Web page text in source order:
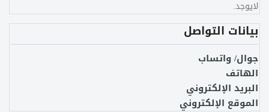
لايوجد.
بيانات التواصل
جوال/ واتساب
الهاتف
البريد الإلكتروني
الموقع الإلكتروني